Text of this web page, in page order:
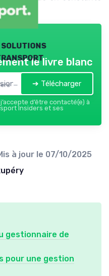
solutions
— 2026
le livre blanc
➔ Télécharger
d’être contacté(e) à
Insiders et ses
à jour le 07/10/2025
gestionnaire de
pour une gestion